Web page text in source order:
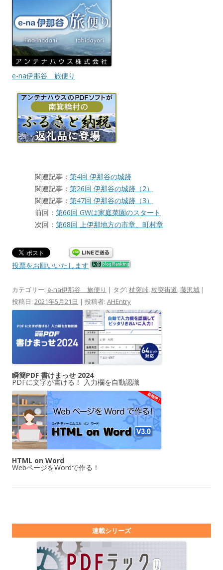
e-na伊那谷 旅便り
関連記事： 第4回 伊那谷の城跡
関連記事： 第26回 伊那谷の城跡（2）
関連記事： 第47回 伊那谷の城跡（3）
前回： 第66回 GWは家庭菜園のスタート
次回： 第68回 上伊那地方の市章、町村章
投票をお願いいたします
カテゴリー: e-na伊那谷 旅便り | タグ: 杖突峠,杖突街道,藤沢城 |
投稿日: 2021年5月21日 | 投稿者: AHEntry
瞬簡PDF 書けまっせ 2024
PDFに文字が書ける！ 入力欄を自動認識
HTML on Word
WebページをWordで作る！
連載シリーズ